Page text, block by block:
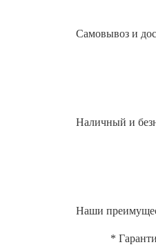
Самовывоз и
Наличный и
Наши
*